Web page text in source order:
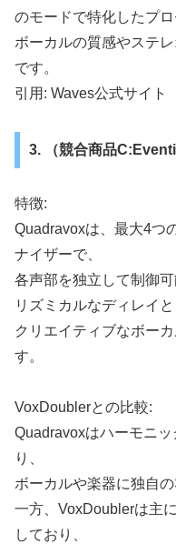
のモードで特化したプロ
ボーカルの質感やステ
です。
引用: Waves公式サイト
3. （競合商品
特徴:
Quadravoxは、最大4つ
ナイザーで、
各声部を独立して制御可
リズミカルなディレイ
クリエイティブなボー
す。
VoxDoublerとの比較:
Quadravoxはハーモニ
り、
ボーカルや楽器に独自
一方、VoxDoublerは主
しており、